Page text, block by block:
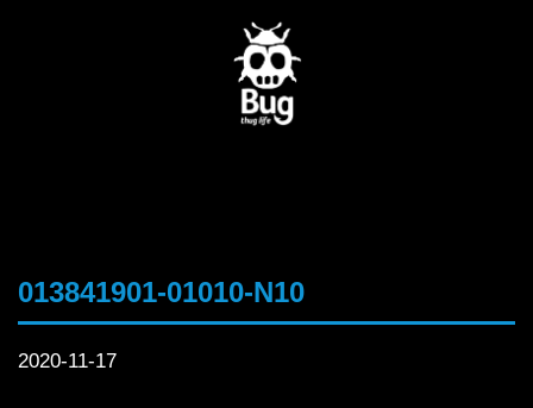
013841901-01010-N10
2020-11-17